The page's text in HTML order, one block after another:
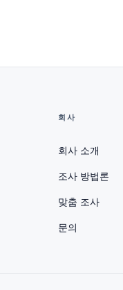
회사
회사 소개
조사 방법론
맞춤 조사
문의